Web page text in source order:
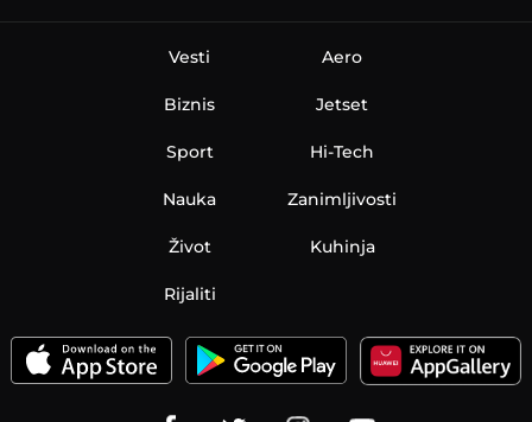
Vesti
Biznis
Sport
Nauka
Aero
Jetset
Hi-Tech
Zanimljivosti
Život Kuhinja
Rijaliti